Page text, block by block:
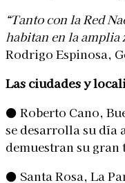
“Tanto con la Red
habitan en la
Rodrigo Espinosa,
Las ciudades y
● Roberto Cano,
se desarrolla su día
demuestran su gran
● Santa Rosa, La